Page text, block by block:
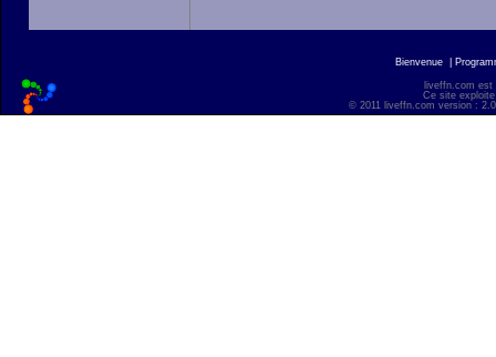
Bienvenue
liveffn.com est
Ce site
© 2011 liveffn.com version :